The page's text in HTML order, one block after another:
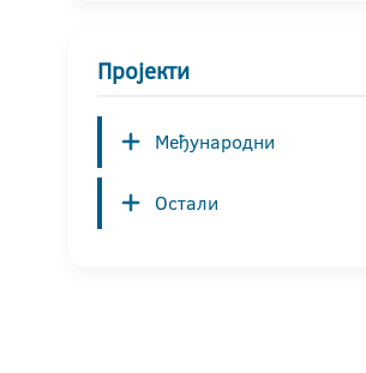
Пројекти
Међународни
Остали